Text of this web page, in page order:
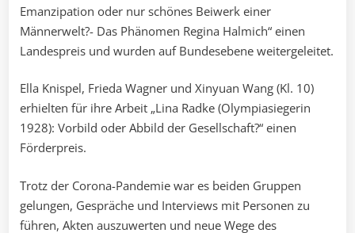
Emanzipation oder nur schönes Beiwerk einer
Männerwelt?- Das Phänomen Regina Halmich“ einen
Landespreis und wurden auf Bundesebene weitergeleitet.
Ella Knispel, Frieda Wagner und Xinyuan Wang (Kl. 10)
erhielten für ihre Arbeit „Lina Radke (Olympiasiegerin
1928): Vorbild oder Abbild der Gesellschaft?“ einen
Förderpreis.
Trotz der Corona-Pandemie war es beiden Gruppen
gelungen, Gespräche und Interviews mit Personen zu
führen, Akten auszuwerten und neue Wege des